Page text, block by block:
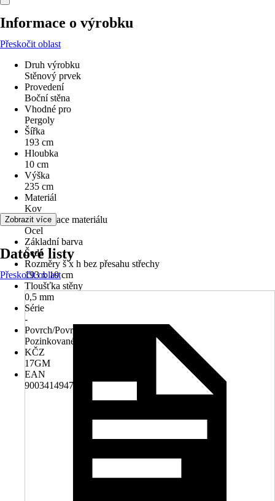
Informace o výrobku
Přeskočit oblast
Druh výrobku
Stěnový prvek
Provedení
Boční stěna
Vhodné pro
Pergoly
Šířka
193 cm
Hloubka
10 cm
Výška
235 cm
Materiál
Kov
Specifikace materiálu
Ocel
Základní barva
Šedá
Rozměry š x h bez přesahu střechy
193 x 10 cm
Tloušťka stěny
0,5 mm
Série
-
Povrch/Povrchová úprava
Pozinkované
KČZ
17GM
EAN
9003414947825
Zobrazit více
Datové listy
Přeskočit oblast